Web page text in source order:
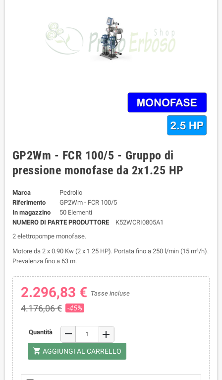
GP2Wm - FCR 100/5 - Gruppo di
pressione monofase da 2x1.25 HP
Marca
Pedrollo
Riferimento
GP2Wm - FCR 100/5
In magazzino
50 Elementi
NUMERO DI PARTE PRODUTTORE
K52WCRI0805A1
2 elettropompe monofase.
Motore da 2 x 0.90 Kw (2 x 1.25 HP). Portata fino a 250 l/min (15 m³/h).
Prevalenza fino a 63 m.
2.296,83 € Tasse incluse
4.176,06 € -45%
Quantità remove add
shopping_cart AGGIUNGI AL CARRELLO